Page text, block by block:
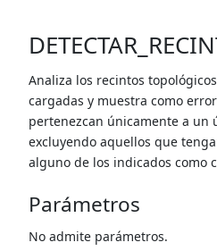
Analiza los recintos
cargadas y muestra como
pertenezcan únicamente a un
excluyendo aquellos que
alguno de los indicados como
Parámetros
No admite parámetros.